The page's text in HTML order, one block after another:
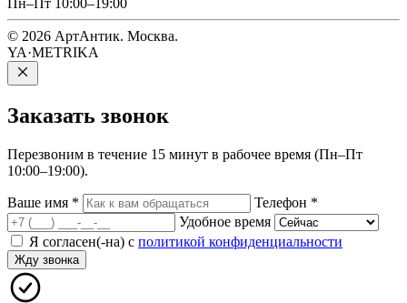
Пн–Пт 10:00–19:00
© 2026 АртАнтик. Москва.
YA·METRIKA
Заказать звонок
Перезвоним в течение 15 минут в рабочее время (Пн–Пт
10:00–19:00).
Ваше имя * Телефон *
Удобное время
Я согласен(-на) с политикой конфиденциальности
Жду звонка